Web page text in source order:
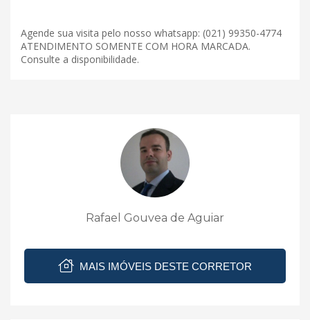
Agende sua visita pelo nosso whatsapp: (021) 99350-4774
ATENDIMENTO SOMENTE COM HORA MARCADA.
Consulte a disponibilidade.
Rafael Gouvea de Aguiar
MAIS IMÓVEIS DESTE CORRETOR